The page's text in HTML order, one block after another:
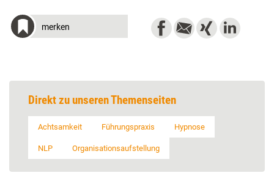
merken
Direkt zu unseren Themenseiten
Achtsamkeit Führungspraxis Hypnose
NLP Organisationsaufstellung